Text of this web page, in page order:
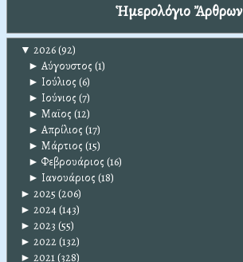
Ἡμερολόγιο Ἄρθρων
▼ 2026(92)
► Αύγουστος (1)
► Ιούλιος (6)
► Ιούνιος (7)
► Μαϊος (12)
► Απρίλιος (17)
► Μάρτιος (15)
► Φεβρουάριος (16)
► Ιανουάριος (18)
► 2025 (206)
► 2024(143)
► 2023 (55)
► 2022(132)
► 2021(328)